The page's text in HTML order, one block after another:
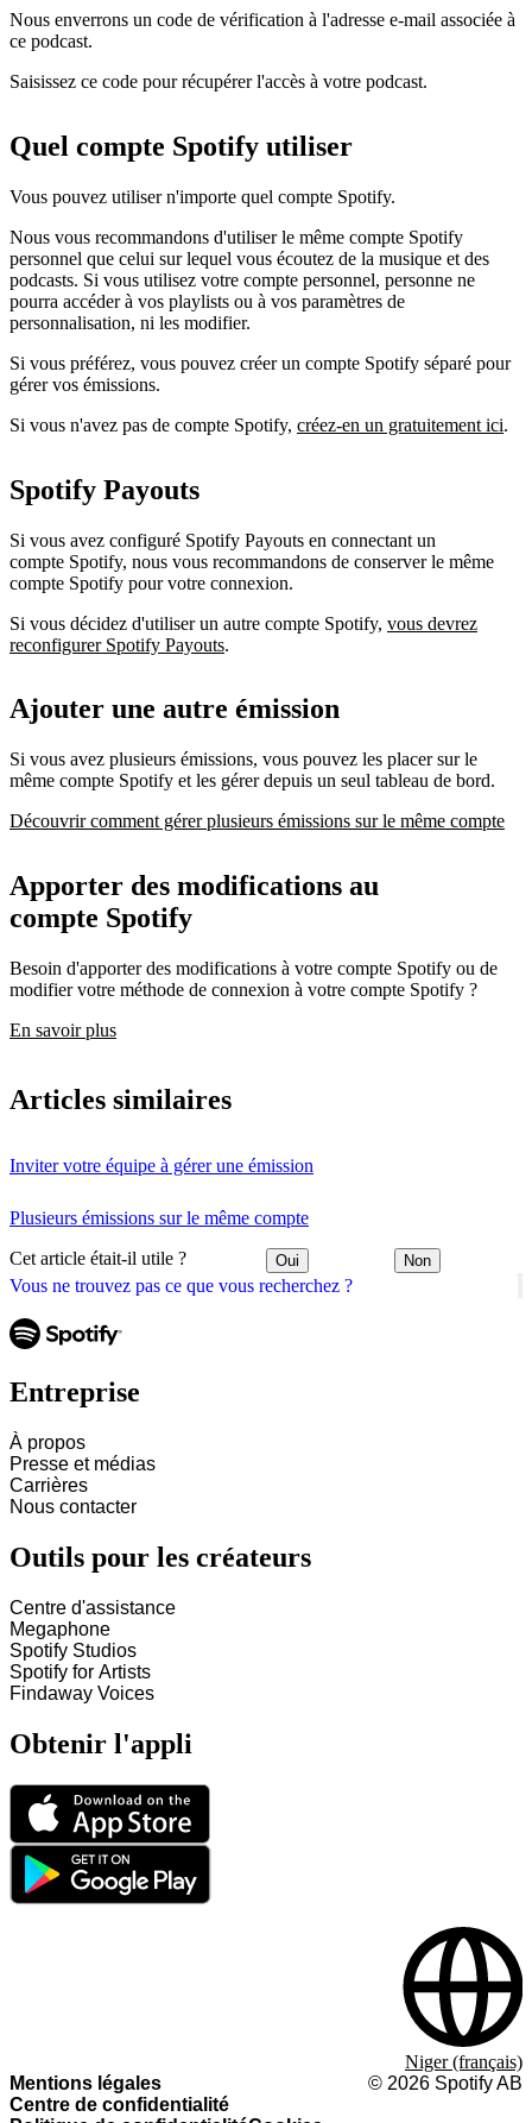
Vous ne trouvez pas ce que vous recherchez ?
Nous enverrons un code de vérification à l'adresse e-mail associée à
ce podcast.
Saisissez ce code pour récupérer l'accès à votre podcast.
Quel compte Spotify utiliser
Vous pouvez utiliser n'importe quel compte Spotify.
Nous vous recommandons d'utiliser le même compte Spotify
personnel que celui sur lequel vous écoutez de la musique et des
podcasts. Si vous utilisez votre compte personnel, personne ne
pourra accéder à vos playlists ou à vos paramètres de
personnalisation, ni les modifier.
Si vous préférez, vous pouvez créer un compte Spotify séparé pour
gérer vos émissions.
Si vous n'avez pas de compte Spotify, créez-en un gratuitement ici.
Spotify Payouts
Si vous avez configuré Spotify Payouts en connectant un
compte Spotify, nous vous recommandons de conserver le même
compte Spotify pour votre connexion.
Si vous décidez d'utiliser un autre compte Spotify, vous devrez
reconfigurer Spotify Payouts.
Ajouter une autre émission
Si vous avez plusieurs émissions, vous pouvez les placer sur le
même compte Spotify et les gérer depuis un seul tableau de bord.
Découvrir comment gérer plusieurs émissions sur le même compte
Apporter des modifications au
compte Spotify
Besoin d'apporter des modifications à votre compte Spotify ou de
modifier votre méthode de connexion à votre compte Spotify ?
En savoir plus
Articles similaires
Inviter votre équipe à gérer une émission
Plusieurs émissions sur le même compte
Cet article était-il utile ? Oui Non
Entreprise
À propos
Presse et médias
Carrières
Nous contacter
Outils pour les créateurs
Centre d'assistance
Megaphone
Spotify Studios
Spotify for Artists
Findaway Voices
Obtenir l'appli
Mentions légales
Centre de confidentialité
© 2026 Spotify AB
Niger (français)